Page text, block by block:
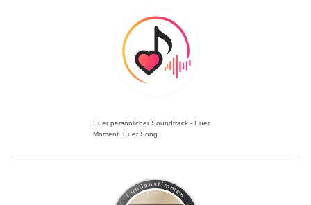
Euer persönlicher Soundtrack - Euer
Moment. Euer Song.